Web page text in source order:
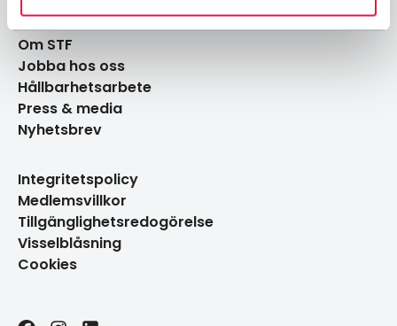
Om STF
Jobba hos oss
Hållbarhetsarbete
Press & media
Nyhetsbrev
Integritetspolicy
Medlemsvillkor
Tillgänglighetsredogörelse
Visselblåsning
Cookies